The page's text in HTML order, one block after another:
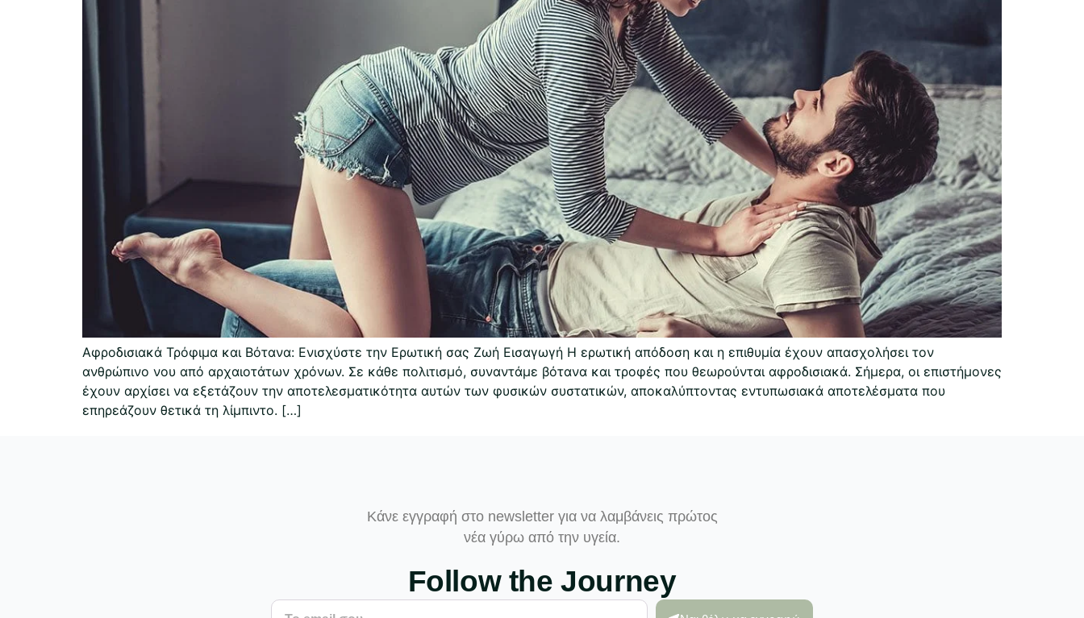
Αφροδισιακά Τρόφιμα και Βότανα: Ενισχύστε την Ερωτική σας Ζωή Εισαγωγή Η ερωτική απόδοση και η επιθυμία έχουν απασχολήσει τον
ανθρώπινο νου από αρχαιοτάτων χρόνων. Σε κάθε πολιτισμό, συναντάμε βότανα και τροφές που θεωρούνται αφροδισιακά. Σήμερα, οι επιστήμονες
έχουν αρχίσει να εξετάζουν την αποτελεσματικότητα αυτών των φυσικών συστατικών, αποκαλύπτοντας εντυπωσιακά αποτελέσματα που
επηρεάζουν θετικά τη λίμπιντο. […]
Κάνε εγγραφή στο newsletter για να λαμβάνεις πρώτος
νέα γύρω από την υγεία.
Follow the Journey